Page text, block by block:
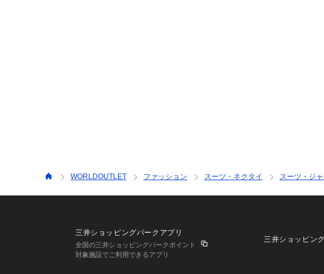
WORLDOUTLET ファッション スーツ・ネクタイ スーツ・ジ
三井ショッピングパークアプリ
全国の三井ショッピングパークポイント
対象施設でご利用できるアプリ
三井ショッピン